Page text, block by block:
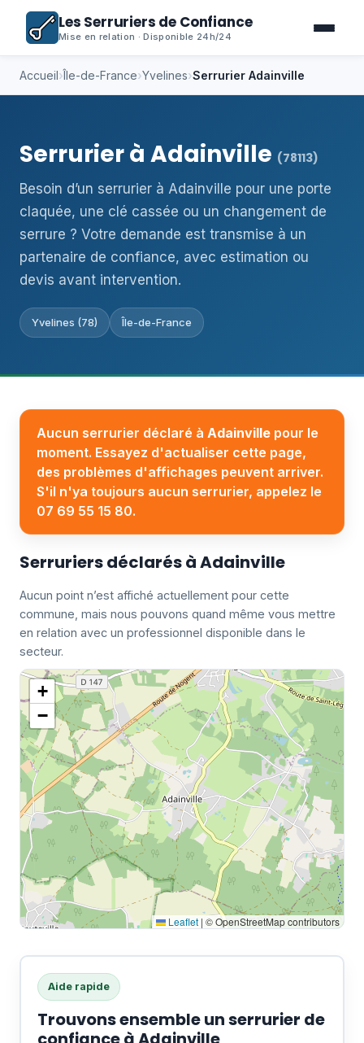
Les Serruriers de Confiance
Mise en relation · Disponible 24h/24
Accueil›Île-de-France›Yvelines›Serrurier Adainville
Serrurier à Adainville (78113)
Besoin d’un serrurier à Adainville pour une porte
claquée, une clé cassée ou un changement de
serrure ? Votre demande est transmise à un
partenaire de confiance, avec estimation ou
devis avant intervention.
Yvelines (78) Île-de-France
Aucun serrurier déclaré à Adainville pour le
moment. Essayez d'actualiser cette page,
des problèmes d'affichages peuvent arriver.
S'il n'ya toujours aucun serrurier, appelez le
07 69 55 15 80.
Serruriers déclarés à Adainville
Aucun point n’est affiché actuellement pour cette
commune, mais nous pouvons quand même vous mettre
en relation avec un professionnel disponible dans le
secteur.
+
−
Leaflet | © OpenStreetMap contributors
Aide rapide
Trouvons ensemble un serrurier de